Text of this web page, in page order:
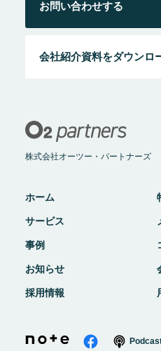
お問い合わせする
会社紹介資料をダウンロ
株式会社オーツー・パートナーズ
ホーム
サービス
事例
お知らせ
採用情報